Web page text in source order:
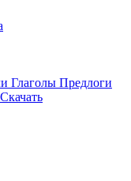
Глаголы Предлоги
Скачать